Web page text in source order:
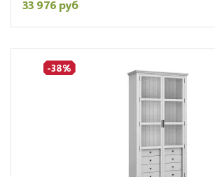
33 976 руб
-38%